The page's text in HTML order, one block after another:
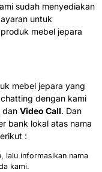
sudah menyediakan
untuk
mebel jepara
mebel jepara yang
dengan kami
dan Video Call. Dan
bank lokal atas nama
:
lalu informasikan nama
kami.